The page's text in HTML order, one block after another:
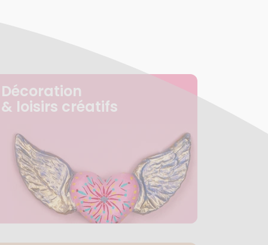
Décoration
& loisirs créatifs